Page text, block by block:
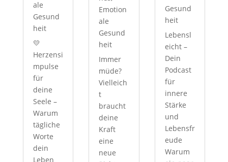
ale
Gesund
heit
💛
Herzensi
mpulse
für
deine
Seele –
Warum
tägliche
Worte
dein
Leben
Emotion
ale
Gesund
heit
Immer
müde?
Vielleich
t
braucht
deine
Kraft
eine
neue
Gesund
heit
Lebensl
eicht –
Dein
Podcast
für
innere
Stärke
und
Lebensfr
eude
Warum